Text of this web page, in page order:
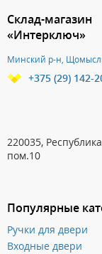
Популярные
Ручки для двери
Входные двери
Склад-магазин
«Интерключ»
Минский р-н,
+375 (29) 142-
220035,
пом.10